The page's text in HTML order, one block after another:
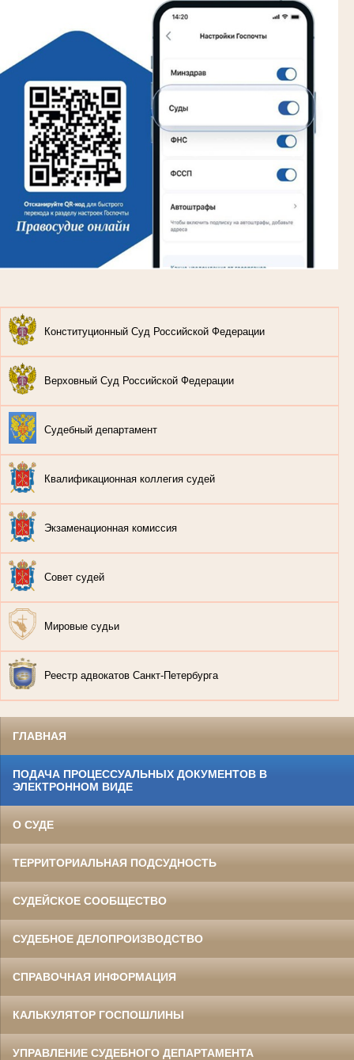
Конституционный Суд Российской Федерации
Верховный Суд Российской Федерации
Судебный департамент
Квалификационная коллегия судей
Экзаменационная комиссия
Совет судей
Мировые судьи
Реестр адвокатов Санкт-Петербурга
ГЛАВНАЯ
ПОДАЧА ПРОЦЕССУАЛЬНЫХ ДОКУМЕНТОВ В
ЭЛЕКТРОННОМ ВИДЕ
О СУДЕ
ТЕРРИТОРИАЛЬНАЯ ПОДСУДНОСТЬ
СУДЕЙСКОЕ СООБЩЕСТВО
СУДЕБНОЕ ДЕЛОПРОИЗВОДСТВО
СПРАВОЧНАЯ ИНФОРМАЦИЯ
КАЛЬКУЛЯТОР ГОСПОШЛИНЫ
УПРАВЛЕНИЕ СУДЕБНОГО ДЕПАРТАМЕНТА